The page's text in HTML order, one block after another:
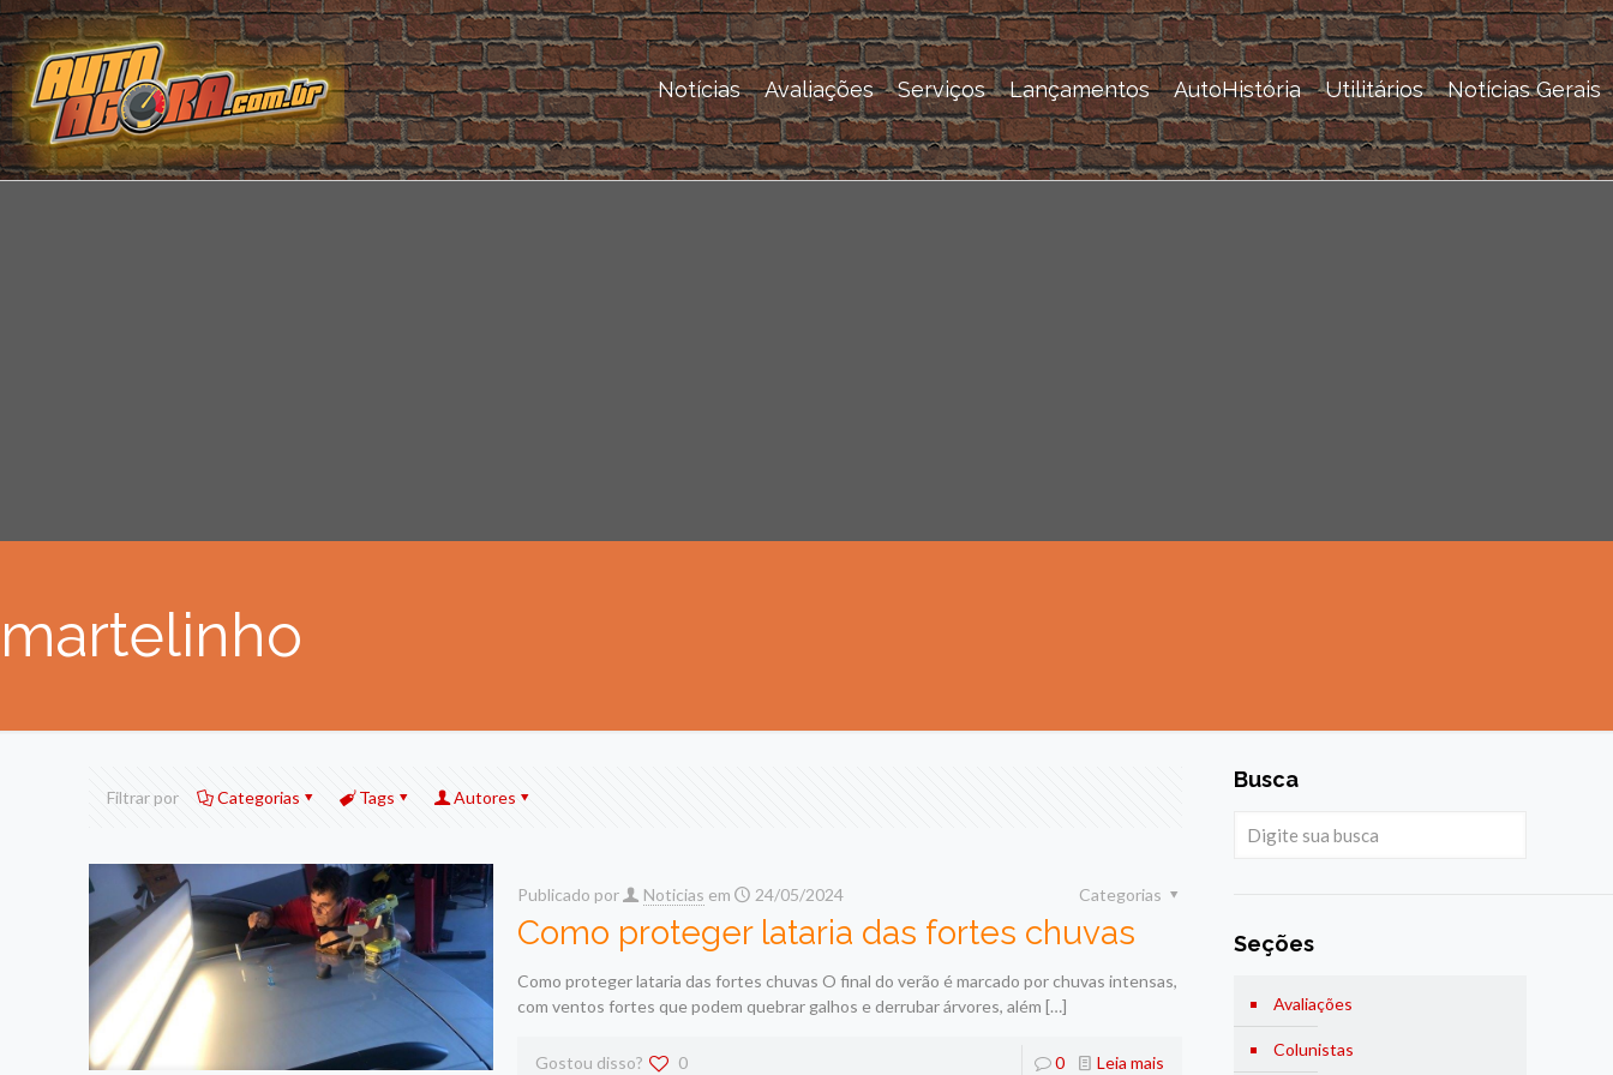
Notícias Avaliações Serviços Lançamentos AutoHistória Utilitários Notícias Gerais
martelinho
Filtrar por Categorias Tags Autores
Publicado por Noticias em 24/05/2024 Categorias
Como proteger lataria das fortes chuvas
Como proteger lataria das fortes chuvas O final do verão é marcado por chuvas intensas,
com ventos fortes que podem quebrar galhos e derrubar árvores, além […]
Gostou disso? 0 0 Leia mais
Busca
Seções
Avaliações
Colunistas